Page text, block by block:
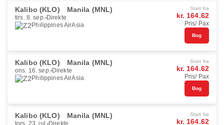
Kalibo (KLO) Manila (MNL)
tirs. 8. sep. Direkte
Philippines AirAsia
Start fra
kr. 164.62
Pris/ Pax
Bog
Kalibo (KLO) Manila (MNL)
ons. 16. sep. Direkte
Philippines AirAsia
Start fra
kr. 164.62
Pris/ Pax
Bog
Kalibo (KLO) Manila (MNL)
tors. 23. jul. Direkte
Start fra
kr. 164.62